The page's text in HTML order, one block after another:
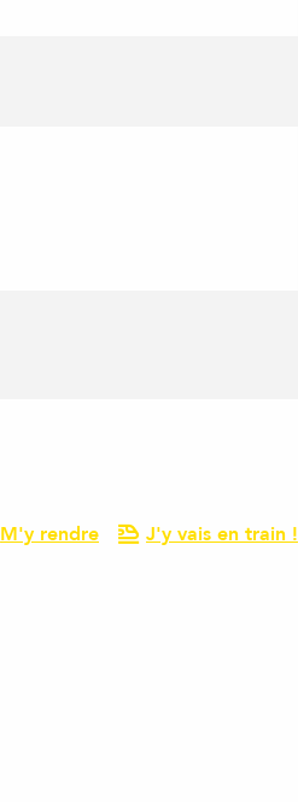
M'y rendre J'y vais en train !